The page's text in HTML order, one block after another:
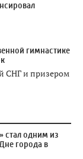
гимнастике
СНГ и призером
стал одним из
города в